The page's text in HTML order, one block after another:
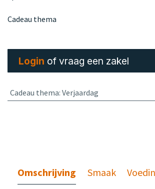
Cadeau thema
Login of vraag een zakel
Cadeau thema: Verjaardag
Omschrijving Smaak